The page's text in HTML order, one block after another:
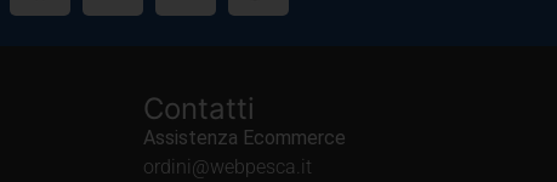
Contatti
Assistenza Ecommerce
ordini@webpesca.it